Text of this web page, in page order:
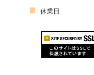
休業日